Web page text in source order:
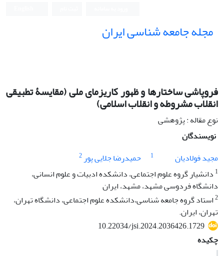
مجله جامعه شناسی ایران
فروپاشی ساختارها و ظهور کاریزمای ملی (مقایسۀ تطبیقی
انقلاب مشروطه و انقلاب اسلامی)
نوع مقاله : پژوهشی
نویسندگان
مجید فولادیان
1 حمیدرضا جلایی پور2
1 دانشیار گروه علوم اجتماعی، دانشکده ادبیات و علوم انسانی،
دانشگاه فردوسی مشهد، مشهد، ایران
2استاد گروه جامعه شناسی،دانشکده علوم اجتماعی، دانشگاه تهران،
تهران، ایران.
10.22034/jsi.2024.2036426.1729
چکیده